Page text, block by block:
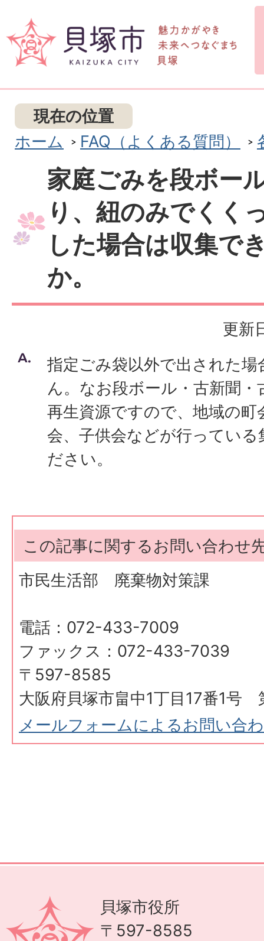
現在の位置
ホーム
FAQ（よくある質問）
家庭ごみを段ボー
り、紐のみでくく
した場合は収集で
か。
更新
指定ごみ袋以外で出された
ん。なお段ボール・古新聞
再生資源ですので、地域の町
会、子供会などが行ってい
ださい。
この記事に関するお問い合わせ
市民生活部 廃棄物対策課
電話：072-433-7009
ファックス：072-433-7039
〒597-8585
大阪府貝塚市畠中1丁目17番1号
メールフォームによるお問い合
貝塚市役所
〒597-8585